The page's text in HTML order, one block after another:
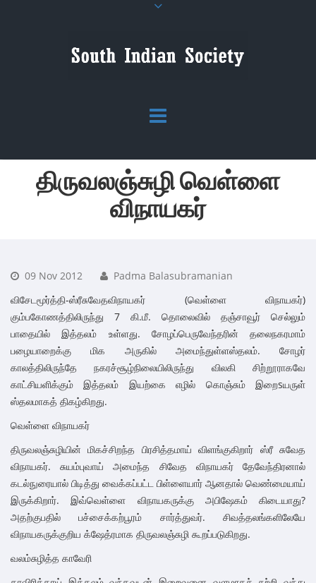
திருவலஞ்சுழி வெள்ளை
விநாயகர்
09 Nov 2012
Padma Balasubramanian
விசேடமூர்த்தி-ஸ்ரீசுவேதவிநாயகர் (வெள்ளை விநாயகர்)
கும்பகோணத்திலிருந்து 7 கி.மீ. தொலைவில் தஞ்சாவூர் செல்லும்
பாதையில் இத்தலம் உள்ளது. சோழப்பெருவேந்தரின் தலைநகரமாம்
பழையாறைக்கு மிக அருகில் அமைந்துள்ளஸ்தலம். சோழர்
காலத்திலிருந்தே நகரச்சூழ்நிலையிலிருந்து விலகி சிற்றூராகவே
காட்சியளிக்கும் இத்தலம் இயற்கை எழில் கொஞ்சும் இறைsயருள்
ஸ்தலமாகத் திகழ்கிறது.
வெள்ளை விநாயகர்
திருவலஞ்சுழியின் மிகச்சிறந்த பிரசித்தமாய் விளங்குகிறார் ஸ்ரீ சுவேத
விநாயகர். சுயம்புவாய் அமைந்த சிவேத விநாயகர் தேவேந்திரனால்
கடல்நுரையால் பிடித்து வைக்கப்பட்ட பிள்ளையார் ஆனதால் வெண்மையாய்
இருக்கிறார். இவ்வெள்ளை விநாயகருக்கு அபிஷேகம் கிடையாது?
அதற்குபதில் பச்சைக்கற்பூரம் சார்த்துவர். சிவத்தலங்களிலேயே
விநாயகருக்குறிய க்ஷேத்ரமாக திருவலஞ்சுழி கூறப்படுகிறது.
வலம்சுழித்த காவேரி